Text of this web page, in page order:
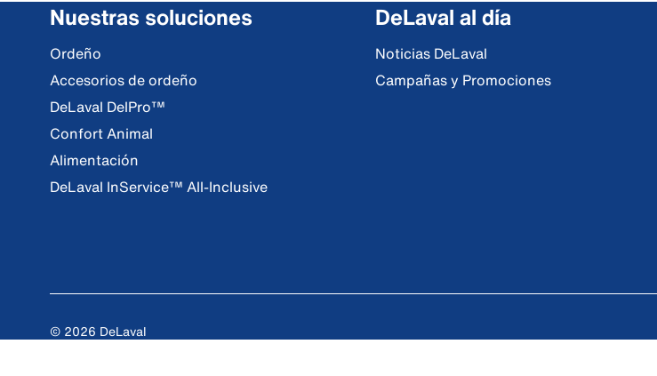
Nuestras soluciones
Ordeño
Accesorios de ordeño
DeLaval DelPro™
Confort Animal
Alimentación
DeLaval InService™ All-Inclusive
DeLaval al día
Noticias DeLaval
Campañas y Promociones
© 2026 DeLaval